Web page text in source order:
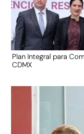
Plan Integral para
CDMX